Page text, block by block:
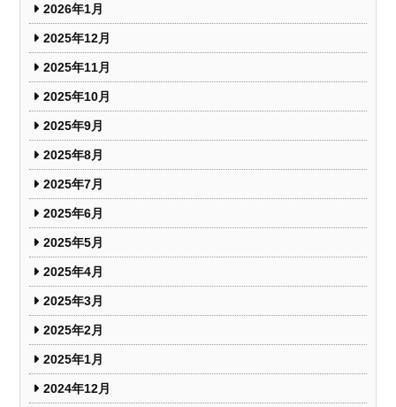
2026年1月
2025年12月
2025年11月
2025年10月
2025年9月
2025年8月
2025年7月
2025年6月
2025年5月
2025年4月
2025年3月
2025年2月
2025年1月
2024年12月